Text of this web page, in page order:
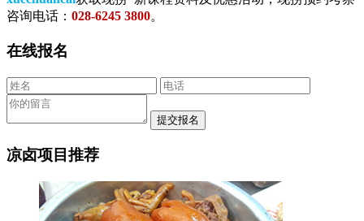
咨询电话： 028-6245 3800。
在线报名
凉卤项目推荐